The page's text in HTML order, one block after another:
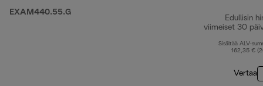
EXAM440.55.G
Edullisin
viimeiset 30
Sisältää ALV-
162,35 €
Vertaa